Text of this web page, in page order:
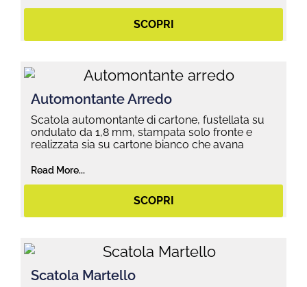
SCOPRI
Automontante Arredo
Scatola automontante di cartone, fustellata su
ondulato da 1,8 mm, stampata solo fronte e
realizzata sia su cartone bianco che avana
Read More...
SCOPRI
Scatola Martello